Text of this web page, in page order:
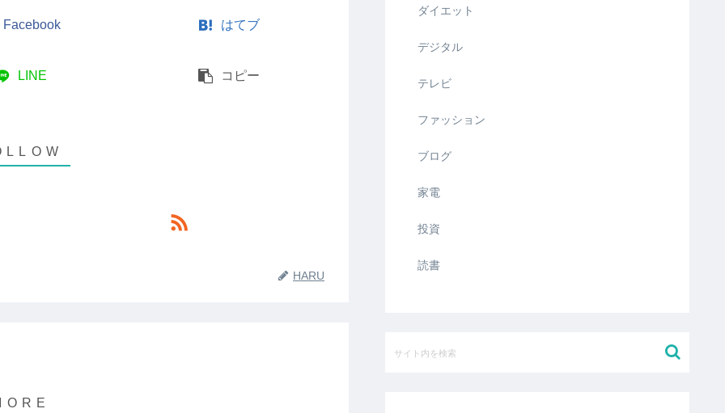
Facebook はてブ
LINE コピー
HARU
ダイエット
デジタル
テレビ
ファッション
ブログ
家電
投資
読書